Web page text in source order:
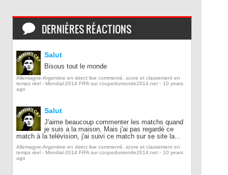
DERNIÈRES RÉACTIONS
Salut
Bisous tout le monde
Allemagne-Argentine en direct live commenté, score et classement en
temps réel - Mondial-2014 FIFA sur coupedumonde2014.net · 10 years
ago
Salut
J'aime beaucoup commenter les matchs quand
je suis a la maison, Mais j'ai pas regardé ce
match à la telévision, j'ai suivi ce match sur se site la...
Allemagne-Argentine en direct live commenté, score et classement en
temps réel - Mondial-2014 FIFA sur coupedumonde2014.net · 10 years
ago